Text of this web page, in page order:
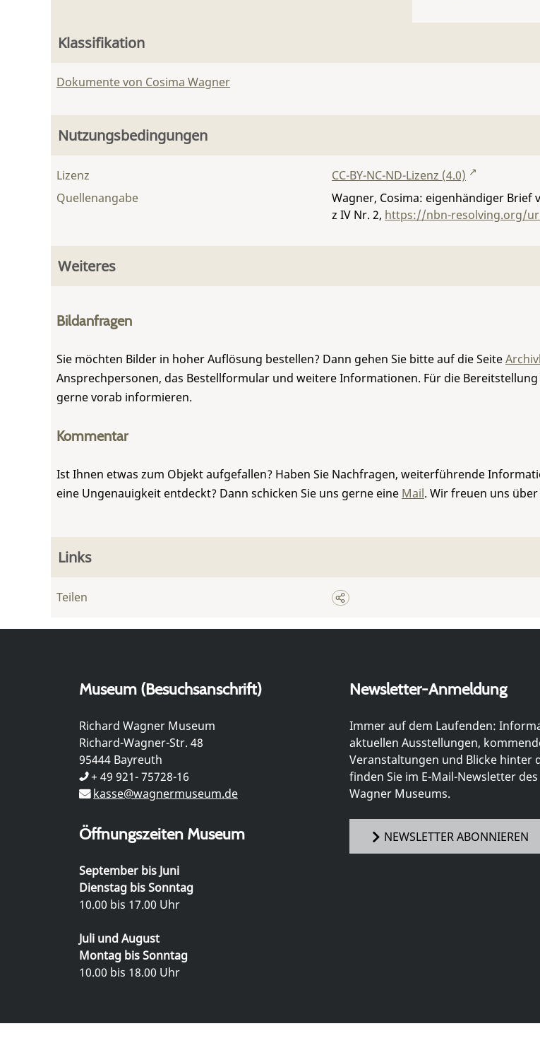
Klassifikation
Dokumente von Cosima Wagner
Nutzungsbedingungen
Lizenz
CC-BY-NC-ND-Lizenz (4.0)
Quellenangabe
Wagner, Cosima: eigenhändiger Brief
z IV Nr. 2, https://nbn-resolving.org/
Weiteres
Bildanfragen
Sie möchten Bilder in hoher Auflösung bestellen? Dann gehen Sie bitte auf die Seite
Ansprechpersonen, das Bestellformular und weitere Informationen. Für die
gerne vorab informieren.
Kommentar
Ist Ihnen etwas zum Objekt aufgefallen? Haben Sie Nachfragen, weiterführende
eine Ungenauigkeit entdeckt? Dann schicken Sie uns gerne eine Mail. Wir freuen uns
Links
Teilen
Museum (Besuchsanschrift)
Richard Wagner Museum
Richard-Wagner-Str. 48
95444 Bayreuth
+ 49 921- 75728-16
kasse@wagnermuseum.de
Öffnungszeiten Museum
September bis Juni
Dienstag bis Sonntag
10.00 bis 17.00 Uhr
Juli und August
Montag bis Sonntag
10.00 bis 18.00 Uhr
Newsletter-Anmeldung
Immer auf dem Laufenden:
aktuellen Ausstellungen,
Veranstaltungen und Blicke hinter
finden Sie im E-Mail-Newsletter
Wagner Museums.
NEWSLETTER ABONNIEREN